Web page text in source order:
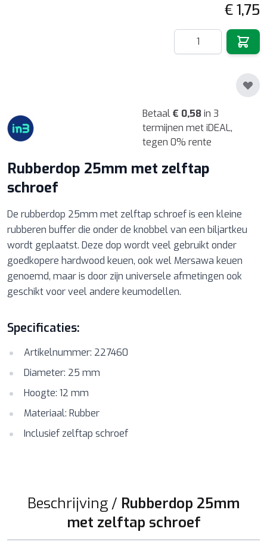
€ 1,75
Hoeveelheid
Betaal€ 0,58 in 3
termijnen met iDEAL,
tegen 0% rente
Rubberdop 25mm met zelftap
schroef
De rubberdop 25mm met zelftap schroef is een kleine
rubberen buffer die onder de knobbel van een biljartkeu
wordt geplaatst. Deze dop wordt veel gebruikt onder
goedkopere hardwood keuen, ook wel Mersawa keuen
genoemd, maar is door zijn universele afmetingen ook
geschikt voor veel andere keumodellen.
Specificaties:
Artikelnummer: 227460
Diameter: 25 mm
Hoogte: 12 mm
Materiaal: Rubber
Inclusief zelftap schroef
Beschrijving / Rubberdop 25mm
met zelftap schroef